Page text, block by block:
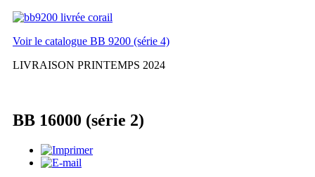
Voir le catalogue BB 9200 (série 4)
LIVRAISON PRINTEMPS 2024
BB 16000 (série 2)